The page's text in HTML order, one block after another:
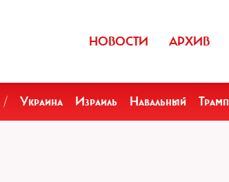
НОВОСТИ АРХИВ
/ Украина Израиль Навальный Трамп